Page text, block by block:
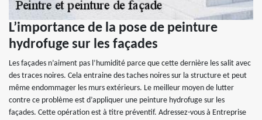
L’importance de la pose de peinture
hydrofuge sur les façades
Les façades n’aiment pas l’humidité parce que cette dernière les salit avec
des traces noires. Cela entraine des taches noires sur la structure et peut
même endommager les murs extérieurs. Le meilleur moyen de lutter
contre ce problème est d’appliquer une peinture hydrofuge sur les
façades. Cette opération est à titre préventif. Adressez-vous à Entreprise